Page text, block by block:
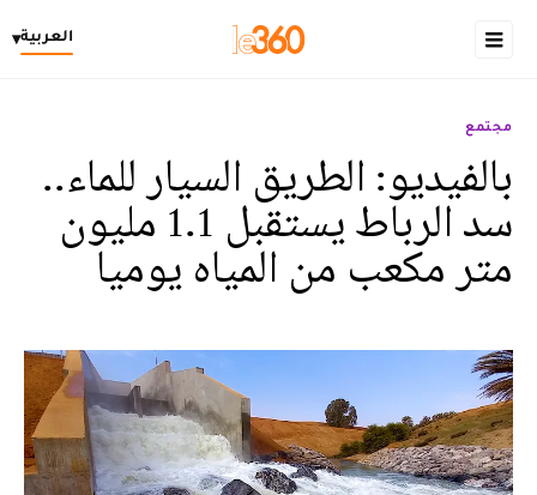
العربية▾
مجتمع
بالفيديو: الطريق السيار للماء..
سد الرباط يستقبل 1.1 مليون
متر مكعب من المياه يوميا